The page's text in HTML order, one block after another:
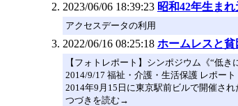
2023/06/06 18:39:23 昭和42年生ま
アクセスデータの利用
2022/06/16 08:25:18 ホームレスと
【フォトレポート】シンポジウム《“低
2014/9/17 福祉・介護・生活保護 レポート
2014年9月15日に東京駅前ビルで開催さ
つづきを読む→